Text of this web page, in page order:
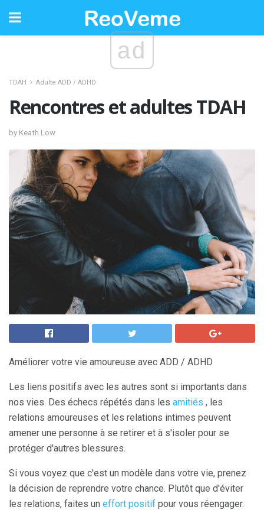
ad
TDAH Adulte ADD / ADHD
Rencontres et adultes TDAH
by Keath Low
Améliorer votre vie amoureuse avec ADD / ADHD
Les liens positifs avec les autres sont si importants dans
nos vies. Des échecs répétés dans les amitiés , les
relations amoureuses et les relations intimes peuvent
amener une personne à se retirer et à s'isoler pour se
protéger d'autres blessures.
Si vous voyez que c'est un modèle dans votre vie, prenez
la décision de reprendre votre chance. Plutôt que d'éviter
les relations, faites un effort positif pour vous réengager.